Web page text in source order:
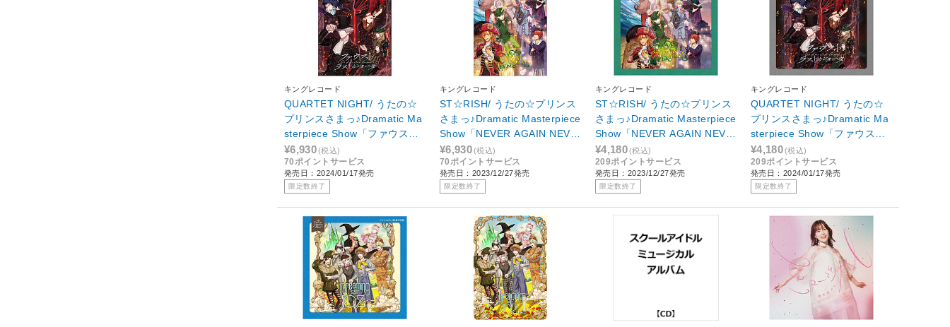
キングレコード
QUARTET NIGHT/ うたの☆
プリンスさまっ♪Dramatic Ma
sterpiece Show「ファウスト
ラストカンタータ」 初回限定
盤
¥6,930(税込)
70ポイントサービス
発売日：2024/01/17発売
限定数終了
キングレコード
ST☆RISH/ うたの☆プリンス
さまっ♪Dramatic Masterpiece
Show「NEVER AGAIN NEVE
RLAND」 初回限定盤
¥6,930(税込)
70ポイントサービス
発売日：2023/12/27発売
限定数終了
キングレコード
ST☆RISH/ うたの☆プリンス
さまっ♪Dramatic Masterpiece
Show「NEVER AGAIN NEVE
RLAND」 通常盤
¥4,180(税込)
209ポイントサービス
発売日：2023/12/27発売
限定数終了
キングレコード
QUARTET NIGHT/ うたの☆
プリンスさまっ♪Dramatic Ma
sterpiece Show「ファウスト
ラストカンタータ」 通常盤
¥4,180(税込)
209ポイントサービス
発売日：2024/01/17発売
限定数終了